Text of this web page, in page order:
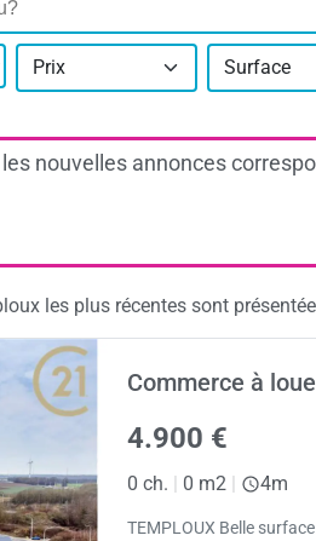
Prix Surface
nouvelles annonces
les plus récentes sont
Commerce à
4.900 €
0 ch. | 0 m2 | 4m
TEMPLOUX Belle